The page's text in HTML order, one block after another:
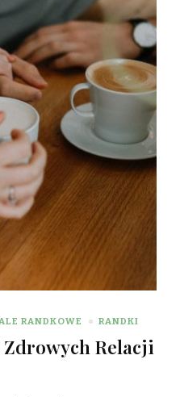
RANDKOWE RANDKI
Relacji